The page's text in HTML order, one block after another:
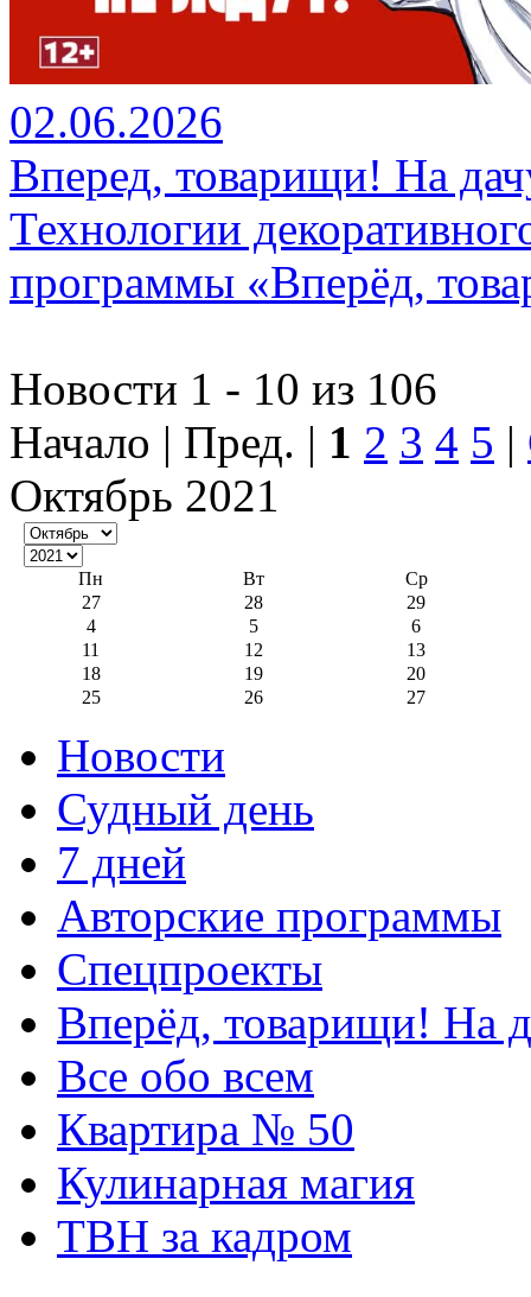
02.06.2026
Вперед, товарищи! На
Технологии
программы «Вперёд,
Новости 1 - 10 из 106
Начало | Пред. | 1 2 3 4 5 |
Октябрь 2021
Пн Вт
Ср
27
28
29
4
5
6
11
12
13
18
19
20
25
26 27
Новости
Судный день
7 дней
Авторские программы
Спецпроекты
Вперёд, товарищи! На
Все обо всем
Квартира № 50
Кулинарная магия
ТВН за кадром